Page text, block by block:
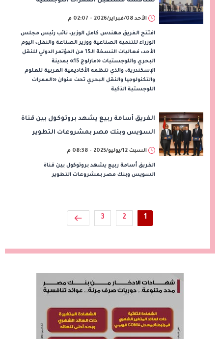
والتجارة الخضراء
الأحد 08/فبراير/2026 - 02:07 م
افتتح الفريق مهندس كامل الوزير، نائب رئيس مجلس
الوزراء للتنمية الصناعية ووزير الصناعة والنقل، اليوم
الأحد، فعاليات النسخة الـ15 من المؤتمر الدولي للنقل
البحري واللوجستيات «مارلوج 15» بمدينة
الإسكندرية، والذي تنظمه الأكاديمية العربية للعلوم
والتكنولوجيا والنقل البحري تحت عنوان «الممرات
اللوجستية الذكية
الفريق أسامة ربيع يشهد بروتوكول بين قناة
السويس وبنك مصر بمشروعات التطوير
السبت 12/يوليو/2025 - 08:38 م
الفريق أسامة ربيع يشهد بروتوكول بين قناة
السويس وبنك مصر بمشروعات التطوير
1
2
3